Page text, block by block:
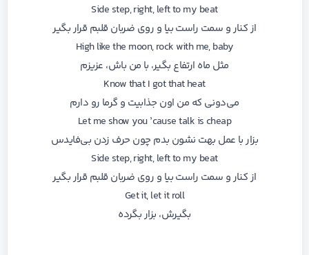
Side step, right, left to my beat
از کنار و سمت راست بیا و روی ضربان قلبم قرار بگیر
High like the moon, rock with me, baby
مثل ماه ارتفاع بگیر، با من باش، عزیزم
Know that I got that heat
می‌دونی که من اون جذابیت و گرما رو دارم
Let me show you ’cause talk is cheap
بزار با عمل بهت نشون بدم چون حرف زدن بی‌فایدس
Side step, right, left to my beat
از کنار و سمت راست بیا و روی ضربان قلبم قرار بگیر
Get it, let it roll
بگیرش، بزار بگرده